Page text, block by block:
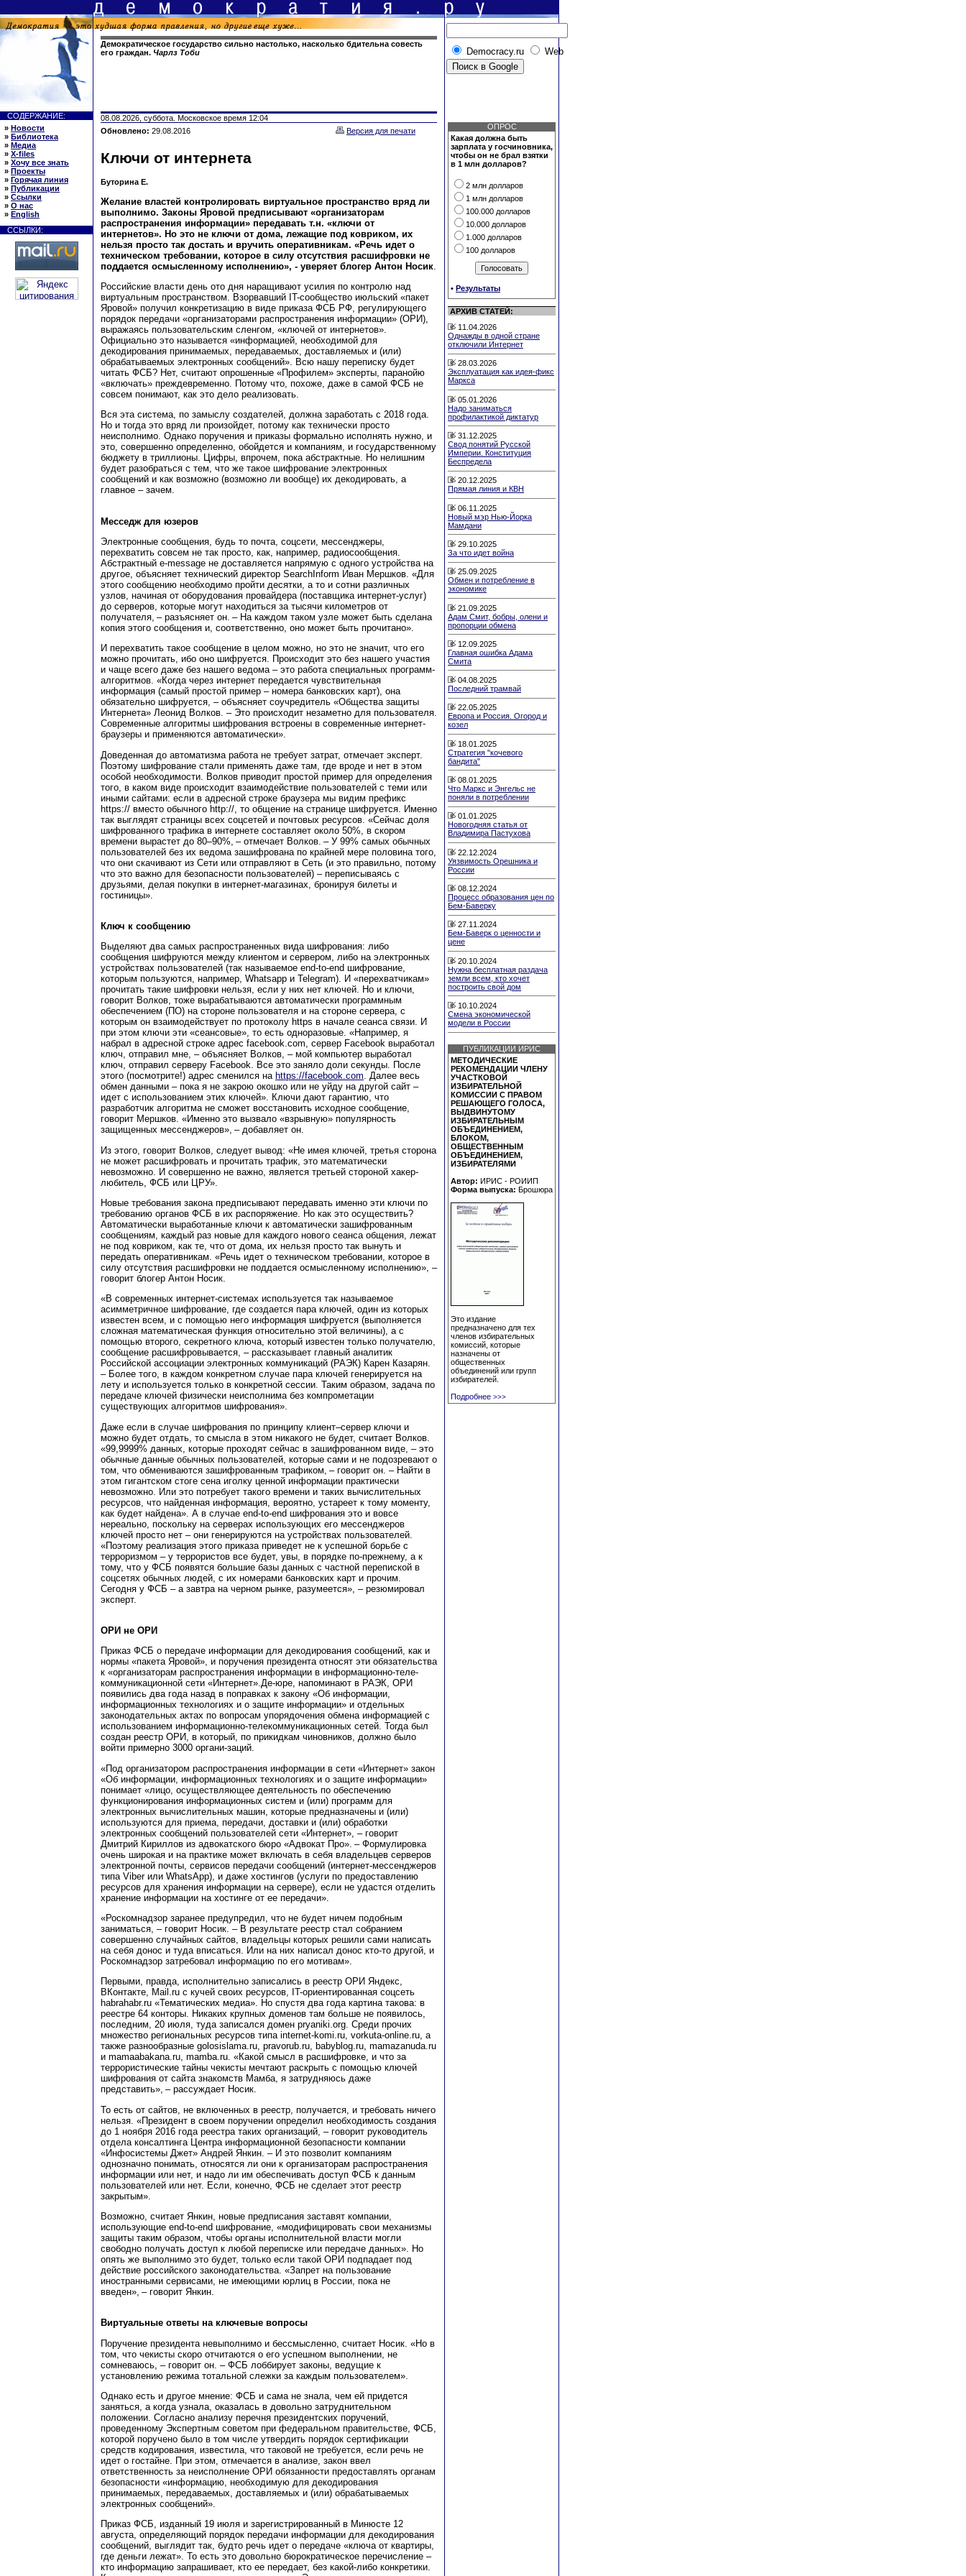
Демократическое государство сильно настолько, насколько бдительна совесть
его граждан. Чарлз Тоби Democracy.ru Web
СОДЕРЖАНИЕ:
» Новости
» Библиотека
» Медиа
» X-files
» Хочу все знать
» Проекты
» Горячая линия
» Публикации
» Ссылки
» О нас
» English
ССЫЛКИ:
08.08.2026, суббота. Московское время 12:04
Обновлено: 29.08.2016 Версия для печати
Ключи от интернета
Буторина Е.
Желание властей контролировать виртуальное пространство вряд ли
выполнимо. Законы Яровой предписывают «организаторам
распространения информации» передавать т.н. «ключи от
интернетов». Но это не ключи от дома, лежащие под ковриком, их
нельзя просто так достать и вручить оперативникам. «Речь идет о
техническом требовании, которое в силу отсутствия расшифровки не
поддается осмысленному исполнению», - уверяет блогер Антон Носик
Российские власти день ото дня наращивают усилия по контролю над
виртуальным пространством. Взорвавший IT-сообщество июльский «пакет
Яровой» получил конкретизацию в виде приказа ФСБ РФ, регулирующего
порядок передачи «организаторами распространения информации» (ОРИ),
выражаясь пользовательским сленгом, «ключей от интернетов».
Официально это называется «информацией, необходимой для
декодирования принимаемых, передаваемых, доставляемых и (или)
обрабатываемых электронных сообщений». Всю нашу переписку будет
читать ФСБ? Нет, считают опрошенные «Профилем» эксперты, паранойю
«включать» преждевременно. Потому что, похоже, даже в самой ФСБ не
совсем понимают, как это дело реализовать.
Вся эта система, по замыслу создателей, должна заработать с 2018 года.
Но и тогда это вряд ли произойдет, потому как технически просто
неисполнимо. Однако поручения и приказы формально исполнять нужно, и
это, совершенно определенно, обойдется и компаниям, и государственному
бюджету в триллионы. Цифры, впрочем, пока абстрактные. Но нелишним
будет разобраться с тем, что же такое шифрование электронных
сообщений и как возможно (возможно ли вообще) их декодировать, а
главное – зачем.
Месседж для юзеров
Электронные сообщения, будь то почта, соцсети, мессенджеры,
перехватить совсем не так просто, как, например, радиосообщения.
Абстрактный e‑message не доставляется напрямую с одного устройства на
другое, объясняет технический директор SearchInform Иван Мершков. «Для
этого сообщению необходимо пройти десятки, а то и сотни различных
узлов, начиная от оборудования провайдера (поставщика интернет-услуг)
до серверов, которые могут находиться за тысячи километров от
получателя, – разъясняет он. – На каждом таком узле может быть сделана
копия этого сообщения и, соответственно, оно может быть прочитано».
И перехватить такое сообщение в целом можно, но это не значит, что его
можно прочитать, ибо оно шифруется. Происходит это без нашего участия
и чаще всего даже без нашего ведома – это работа специальных программ-
алгоритмов. «Когда через интернет передается чувствительная
информация (самый простой пример – номера банковских карт), она
обязательно шифруется, – объясняет соучредитель «Общества защиты
Интернета» Леонид Волков. – Это происходит незаметно для пользователя.
Современные алгоритмы шифрования встроены в современные интернет-
браузеры и применяются автоматически».
Доведенная до автоматизма работа не требует затрат, отмечает эксперт.
Поэтому шифрование стали применять даже там, где вроде и нет в этом
особой необходимости. Волков приводит простой пример для определения
того, в каком виде происходит взаимодействие пользователей с теми или
иными сайтами: если в адресной строке браузера мы видим префикс
https:// вместо обычного http://, то общение на странице шифруется. Именно
так выглядят страницы всех соцсетей и почтовых ресурсов. «Сейчас доля
шифрованного трафика в интернете составляет около 50%, в скором
времени вырастет до 80–90%, – отмечает Волков. – У 99% самых обычных
пользователей без их ведома зашифрована по крайней мере половина того,
что они скачивают из Сети или отправляют в Сеть (и это правильно, потому
что это важно для безопасности пользователей) – переписываясь с
друзьями, делая покупки в интернет-магазинах, бронируя билеты и
гостиницы».
Ключ к сообщению
Выделяют два самых распространенных вида шифрования: либо
сообщения шифруются между клиентом и сервером, либо на электронных
устройствах пользователей (так называемое end-to-end шифрование,
которым пользуются, например, Whatsapp и Telegram). И «перехватчикам»
прочитать такие шифровки нельзя, если у них нет ключей. Но и ключи,
говорит Волков, тоже вырабатываются автоматически программным
обеспечением (ПО) на стороне пользователя и на стороне сервера, с
которым он взаимодействует по протоколу https в начале сеанса связи. И
при этом ключи эти «сеансовые», то есть одноразовые. «Например, я
набрал в адресной строке адрес facebook.com, сервер Facebook выработал
ключ, отправил мне, – объясняет Волков, – мой компьютер выработал
ключ, отправил серверу Facebook. Все это заняло доли секунды. После
этого (посмотрите!) адрес сменился на https://facebook.com. Далее весь
обмен данными – пока я не закрою окошко или не уйду на другой сайт –
идет с использованием этих ключей». Ключи дают гарантию, что
разработчик алгоритма не сможет восстановить исходное сообщение,
говорит Мершков. «Именно это вызвало «взрывную» популярность
защищенных мессенджеров», – добавляет он.
Из этого, говорит Волков, следует вывод: «Не имея ключей, третья сторона
не может расшифровать и прочитать трафик, это математически
невозможно. И совершенно не важно, является третьей стороной хакер-
любитель, ФСБ или ЦРУ».
Новые требования закона предписывают передавать именно эти ключи по
требованию органов ФСБ в их распоряжение. Но как это осуществить?
Автоматически выработанные ключи к автоматически зашифрованным
сообщениям, каждый раз новые для каждого нового сеанса общения, лежат
не под ковриком, как те, что от дома, их нельзя просто так вынуть и
передать оперативникам. «Речь идет о техническом требовании, которое в
силу отсутствия расшифровки не поддается осмысленному исполнению», –
говорит блогер Антон Носик.
«В современных интернет-системах используется так называемое
асимметричное шифрование, где создается пара ключей, один из которых
известен всем, и с помощью него информация шифруется (выполняется
сложная математическая функция относительно этой величины), а с
помощью второго, секретного ключа, который известен только получателю,
сообщение расшифровывается, – рассказывает главный аналитик
Российской ассоциации электронных коммуникаций (РАЭК) Карен Казарян.
– Более того, в каждом конкретном случае пара ключей генерируется на
лету и используется только в конкретной сессии. Таким образом, задача по
передаче ключей физически неисполнима без компрометации
существующих алгоритмов шифрования».
Даже если в случае шифрования по принципу клиент–сервер ключи и
можно будет отдать, то смысла в этом никакого не будет, считает Волков.
«99,9999% данных, которые проходят сейчас в зашифрованном виде, – это
обычные данные обычных пользователей, которые сами и не подозревают о
том, что обмениваются зашифрованным трафиком, – говорит он. – Найти в
этом гигантском стоге сена иголку ценной информации практически
невозможно. Или это потребует такого времени и таких вычислительных
ресурсов, что найденная информация, вероятно, устареет к тому моменту,
как будет найдена». А в случае end-to-end шифрования это и вовсе
нереально, поскольку на серверах использующих его мессенджеров
ключей просто нет – они генерируются на устройствах пользователей.
«Поэтому реализация этого приказа приведет не к успешной борьбе с
терроризмом – у террористов все будет, увы, в порядке по-прежнему, а к
тому, что у ФСБ появятся большие базы данных с частной перепиской в
соцсетях обычных людей, с их номерами банковских карт и прочим.
Сегодня у ФСБ – а завтра на черном рынке, разумеется», – резюмировал
эксперт.
ОРИ не ОРИ
Приказ ФСБ о передаче информации для декодирования сообщений, как и
нормы «пакета Яровой», и поручения президента относят эти обязательства
к «организаторам распространения информации в информационно-теле-
коммуникационной сети «Интернет».Де-юре, напоминают в РАЭК, ОРИ
появились два года назад в поправках к закону «Об информации,
информационных технологиях и о защите информации» и отдельных
законодательных актах по вопросам упорядочения обмена информацией с
использованием информационно-телекоммуникационных сетей. Тогда был
создан реестр ОРИ, в который, по прикидкам чиновников, должно было
войти примерно 3000 органи-заций.
«Под организатором распространения информации в сети «Интернет» закон
«Об информации, информационных технологиях и о защите информации»
понимает «лицо, осуществляющее деятельность по обеспечению
функционирования информационных систем и (или) программ для
электронных вычислительных машин, которые предназначены и (или)
используются для приема, передачи, доставки и (или) обработки
электронных сообщений пользователей сети «Интернет», – говорит
Дмитрий Кириллов из адвокатского бюро «Адвокат Про». – Формулировка
очень широкая и на практике может включать в себя владельцев серверов
электронной почты, сервисов передачи сообщений (интернет-мессенджеров
типа Viber или WhatsApp), и даже хостингов (услуги по предоставлению
ресурсов для хранения информации на сервере), если не удастся отделить
хранение информации на хостинге от ее передачи».
«Роскомнадзор заранее предупредил, что не будет ничем подобным
заниматься, – говорит Носик. – В результате реестр стал собранием
совершенно случайных сайтов, владельцы которых решили сами написать
на себя донос и туда вписаться. Или на них написал донос кто-то другой, и
Роскомнадзор затребовал информацию по его мотивам».
Первыми, правда, исполнительно записались в реестр ОРИ Яндекс,
ВКонтакте, Mail.ru с кучей своих ресурсов, IT-ориентированная соцсеть
habrahabr.ru «Тематических медиа». Но спустя два года картина такова: в
реестре 64 конторы. Никаких крупных доменов там больше не появилось,
последним, 20 июля, туда записался домен pryaniki.org. Среди прочих
множество региональных ресурсов типа internet-komi.ru, vorkuta-online.ru, а
также разнообразные golosislama.ru, pravorub.ru, babyblog.ru, mamazanuda.ru
и mamaabakana.ru, mamba.ru. «Какой смысл в расшифровке, и что за
террористические тайны чекисты мечтают раскрыть с помощью ключей
шифрования от сайта знакомств Мамба, я затрудняюсь даже
представить», – рассуждает Носик.
То есть от сайтов, не включенных в реестр, получается, и требовать ничего
нельзя. «Президент в своем поручении определил необходимость создания
до 1 ноября 2016 года реестра таких организаций, – говорит руководитель
отдела консалтинга Центра информационной безопасности компании
«Инфосистемы Джет» Андрей Янкин. – И это позволит компаниям
однозначно понимать, относятся ли они к организаторам распространения
информации или нет, и надо ли им обеспечивать доступ ФСБ к данным
пользователей или нет. Если, конечно, ФСБ не сделает этот реестр
закрытым».
Возможно, считает Янкин, новые предписания заставят компании,
использующие end-to-end шифрование, «модифицировать свои механизмы
защиты таким образом, чтобы органы исполнительной власти могли
свободно получать доступ к любой переписке или передаче данных». Но
опять же выполнимо это будет, только если такой ОРИ подпадает под
действие российского законодательства. «Запрет на пользование
иностранными сервисами, не имеющими юрлиц в России, пока не
введен», – говорит Янкин.
Виртуальные ответы на ключевые вопросы
Поручение президента невыполнимо и бессмысленно, считает Носик. «Но в
том, что чекисты скоро отчитаются о его успешном выполнении, не
сомневаюсь, – говорит он. – ФСБ лоббирует законы, ведущие к
установлению режима тотальной слежки за каждым пользователем».
Однако есть и другое мнение: ФСБ и сама не знала, чем ей придется
заняться, а когда узнала, оказалась в довольно затруднительном
положении. Согласно анализу перечня президентских поручений,
проведенному Экспертным советом при федеральном правительстве, ФСБ,
которой поручено было в том числе утвердить порядок сертификации
средств кодирования, известила, что таковой не требуется, если речь не
идет о гостайне. При этом, отмечается в анализе, закон ввел
ответственность за неисполнение ОРИ обязанности предоставлять органам
безопасности «информацию, необходимую для декодирования
принимаемых, передаваемых, доставляемых и (или) обрабатываемых
электронных сообщений».
Приказ ФСБ, изданный 19 июля и зарегистрированный в Минюсте 12
августа, определяющий порядок передачи информации для декодирования
сообщений, выглядит так, будто речь идет о передаче «ключа от квартиры,
где деньги лежат». То есть это довольно бюрократическое перечисление –
кто информацию запрашивает, кто ее передает, без какой-либо конкретики.
ОПРОС
Какая должна быть
зарплата у госчиновника,
чтобы он не брал взятки
в 1 млн долларов?
2 млн долларов
1 млн долларов
100.000 долларов
10.000 долларов
1.000 долларов
100 долларов
• Результаты
АРХИВ СТАТЕЙ:
11.04.2026
Однажды в одной стране
отключили Интернет
28.03.2026
Эксплуатация как идея-фикс
Маркса
05.01.2026
Надо заниматься
профилактикой диктатур
31.12.2025
Свод понятий Русской
Империи. Конституция
Беспредела
20.12.2025
Прямая линия и КВН
06.11.2025
Новый мэр Нью-Йорка
Мамдани
29.10.2025
За что идет война
25.09.2025
Обмен и потребление в
экономике
21.09.2025
Адам Смит, бобры, олени и
пропорции обмена
12.09.2025
Главная ошибка Адама
Смита
04.08.2025
Последний трамвай
22.05.2025
Европа и Россия. Огород и
козел
18.01.2025
Стратегия "кочевого
бандита"
08.01.2025
Что Маркс и Энгельс не
поняли в потреблении
01.01.2025
Новогодняя статья от
Владимира Пастухова
22.12.2024
Уязвимость Орешника и
России
08.12.2024
Процесс образования цен по
Бем-Баверку
27.11.2024
Бем-Баверк о ценности и
цене
20.10.2024
Нужна бесплатная раздача
земли всем, кто хочет
построить свой дом
10.10.2024
Смена экономической
модели в России
ПУБЛИКАЦИИ ИРИС
МЕТОДИЧЕСКИЕ
РЕКОМЕНДАЦИИ ЧЛЕНУ
УЧАСТКОВОЙ
ИЗБИРАТЕЛЬНОЙ
КОМИССИИ С ПРАВОМ
РЕШАЮЩЕГО ГОЛОСА,
ВЫДВИНУТОМУ
ИЗБИРАТЕЛЬНЫМ
ОБЪЕДИНЕНИЕМ,
БЛОКОМ,
ОБЩЕСТВЕННЫМ
ОБЪЕДИНЕНИЕМ,
ИЗБИРАТЕЛЯМИ
Автор: ИРИС - РОИИП
Форма выпуска: Брошюра
Это издание
предназначено для тех
членов избирательных
комиссий, которые
назначены от
общественных
объединений или групп
избирателей.
Подробнее >>>